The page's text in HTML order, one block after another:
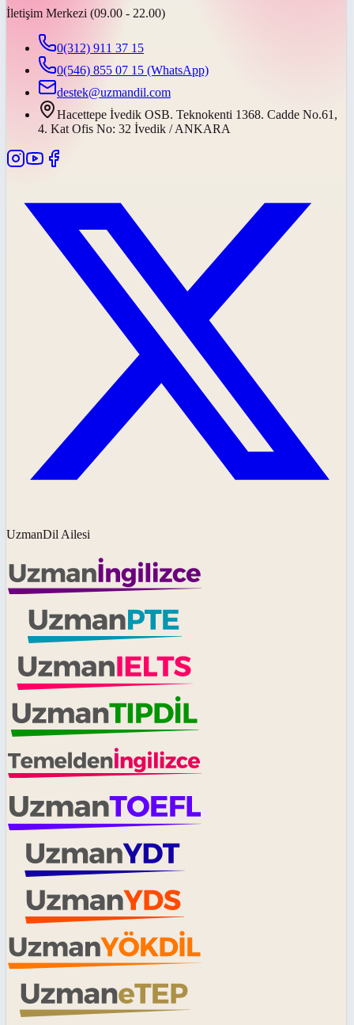
İletişim Merkezi (09.00 - 22.00)
0(312) 911 37 15
0(546) 855 07 15 (WhatsApp)
destek@uzmandil.com
Hacettepe İvedik OSB. Teknokenti 1368. Cadde No.61,
4. Kat Ofis No: 32 İvedik / ANKARA
UzmanDil Ailesi